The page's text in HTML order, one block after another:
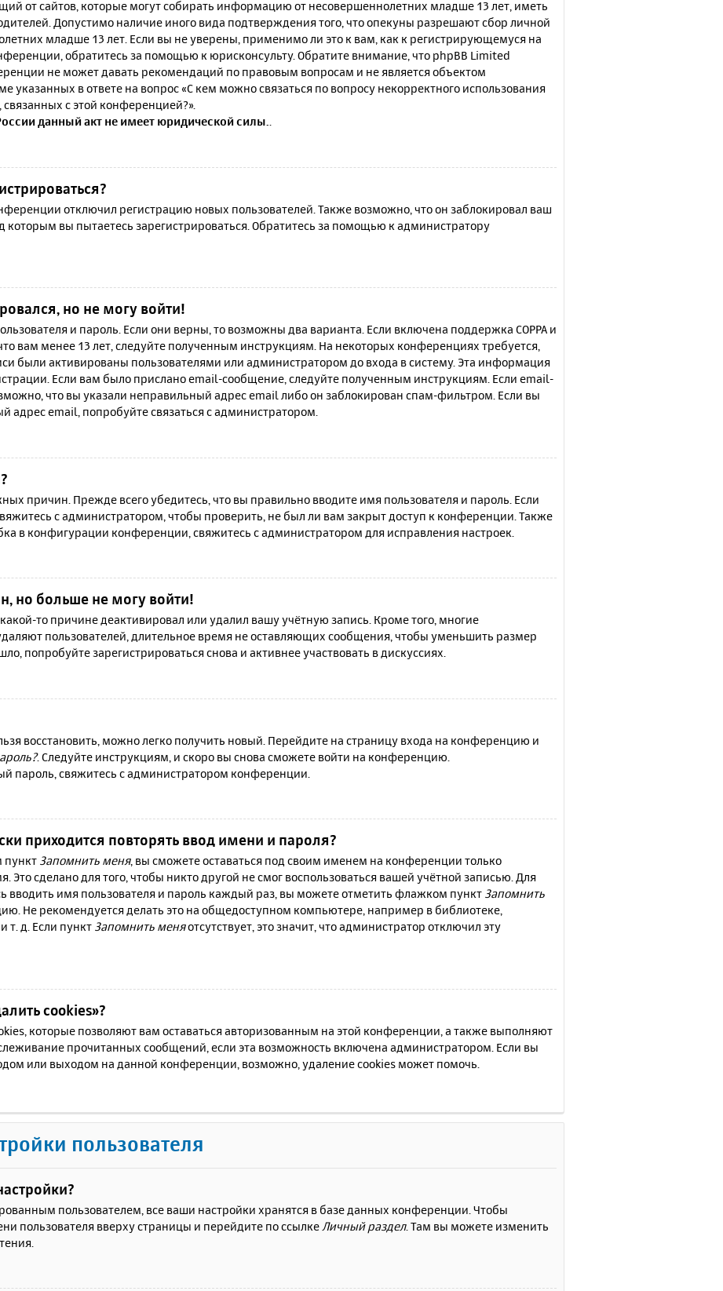
от сайтов, которые могут собирать информацию от несовершеннолетних младше 13 лет, иметь
Допустимо наличие иного вида подтверждения того, что опекуны разрешают сбор личной
младше 13 лет. Если вы не уверены, применимо ли это к вам, как к регистрирующемуся на
обратитесь за помощью к юрисконсульту. Обратите внимание, что phpBB Limited
не может давать рекомендаций по правовым вопросам и не является объектом
указанных в ответе на вопрос «С кем можно связаться по вопросу некорректного использования
с этой конференцией?».
данный акт не имеет юридической силы..
отключил регистрацию новых пользователей. Также возможно, что он заблокировал ваш
которым вы пытаетесь зарегистрироваться. Обратитесь за помощью к администратору
но не могу войти!
и пароль. Если они верны, то возможны два варианта. Если включена поддержка COPPA и
вам менее 13 лет, следуйте полученным инструкциям. На некоторых конференциях требуется,
были активированы пользователями или администратором до входа в систему. Эта информация
Если вам было прислано email-сообщение, следуйте полученным инструкциям. Если email-
что вы указали неправильный адрес email либо он заблокирован спам-фильтром. Если вы
адрес email, попробуйте связаться с администратором.
причин. Прежде всего убедитесь, что вы правильно вводите имя пользователя и пароль. Если
с администратором, чтобы проверить, не был ли вам закрыт доступ к конференции. Также
в конфигурации конференции, свяжитесь с администратором для исправления настроек.
но больше не могу войти!
то причине деактивировал или удалил вашу учётную запись. Кроме того, многие
пользователей, длительное время не оставляющих сообщения, чтобы уменьшить размер
попробуйте зарегистрироваться снова и активнее участвовать в дискуссиях.
восстановить, можно легко получить новый. Перейдите на страницу входа на конференцию и
. Следуйте инструкциям, и скоро вы снова сможете войти на конференцию.
пароль, свяжитесь с администратором конференции.
приходится повторять ввод имени и пароля?
пункт Запомнить меня, вы сможете оставаться под своим именем на конференции только
Это сделано для того, чтобы никто другой не смог воспользоваться вашей учётной записью. Для
вводить имя пользователя и пароль каждый раз, вы можете отметить флажком пункт Запомнить
Не рекомендуется делать это на общедоступном компьютере, например в библиотеке,
т. д. Если пункт Запомнить меняотсутствует, это значит, что администратор отключил эту
cookies»?
которые позволяют вам оставаться авторизованным на этой конференции, а также выполняют
прочитанных сообщений, если эта возможность включена администратором. Если вы
или выходом на данной конференции, возможно, удаление cookies может помочь.
пользователя
пользователем, все ваши настройки хранятся в базе данных конференции. Чтобы
пользователя вверху страницы и перейдите по ссылке Личный раздел. Там вы можете изменить